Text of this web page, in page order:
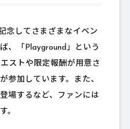
念してさまざまなイベン
、「Playground」という
ストや限定報酬が用意さ
参加しています。また、
場するなど、ファンには
。